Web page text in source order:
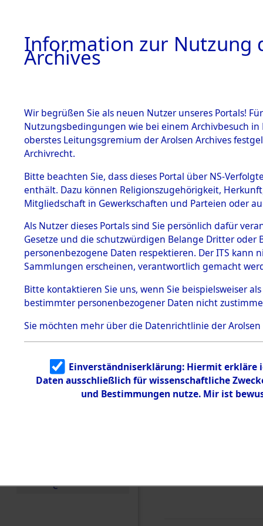
BESTÄNDE
1.
mente
5. Verschiedenes
5.3
Todesmärsche
5.3.1 Alliierte
Erhebungen
zu
Todesmärsch
en
5.3.2
Identifizierun
g
5.3.3
Todesmärsch
e
Listen
0013
Information zur Nutzung
Archives
Wir begrüßen Sie als neuen Nutzer unseres Portals!
Nutzungsbedingungen wie bei einem Archivbesuch
oberstes Leitungsgremium der Arolsen Archives
Archivrecht.
Bitte beachten Sie, dass dieses Portal über NS-
enthält. Dazu können Religionszugehörigkeit,
Mitgliedschaft in Gewerkschaften und Parteien oder
Als Nutzer dieses Portals sind Sie persönlich dafür
Gesetze und die schutzwürdigen Belange Dritter
personenbezogene Daten respektieren. Der ITS
Sammlungen erscheinen, verantwortlich gemacht
Bitte kontaktieren Sie uns, wenn Sie beispielsweiser
bestimmter personenbezogener Daten nicht
Sie möchten mehr über die Datenrichtlinie der Arolsen
Einverständniserklärung: Hiermit erkläre
Daten ausschließlich für wissenschaftliche
und Bestimmungen nutze. Mir ist